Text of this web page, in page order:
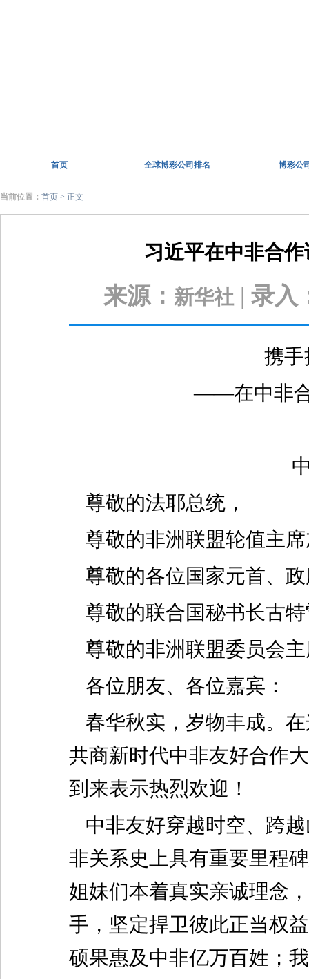
首页 全球博彩公司排名 博彩公
当前位置： 首页 > 正文
习近平在中非合
来源： 新华社 | 录入
携手
——在中非合
尊敬的法耶总统，
尊敬的非洲联盟轮值主
尊敬的各位国家元首、
尊敬的联合国秘书长古
尊敬的非洲联盟委员会
各位朋友、各位嘉宾：
春华秋实，岁物丰成。
共商新时代中非友好合作
到来表示热烈欢迎！
中非友好穿越时空、跨
非关系史上具有重要里程
姐妹们本着真实亲诚理念
手，坚定捍卫彼此正当权
硕果惠及中非亿万百姓；